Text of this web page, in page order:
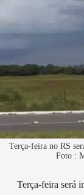
Terça-feira no RS
Foto :
Terça-feira será